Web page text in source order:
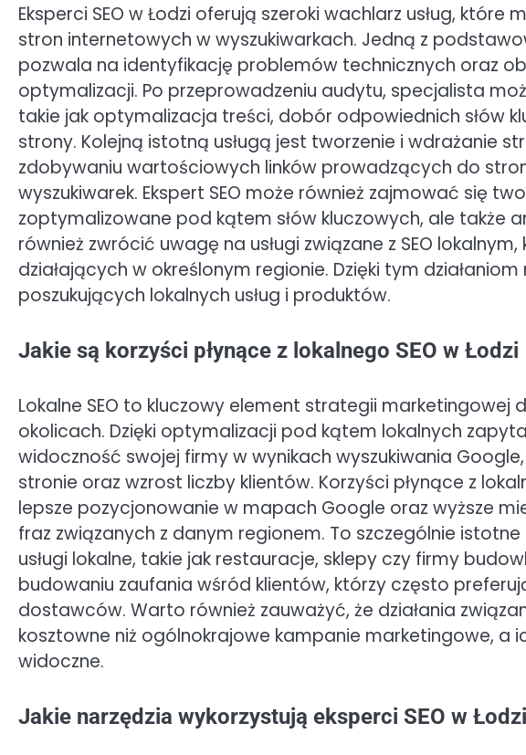
Eksperci SEO w Łodzi oferują szeroki wachlarz usług,
stron internetowych w wyszukiwarkach. Jedną z
pozwala na identyfikację problemów technicznych oraz
optymalizacji. Po przeprowadzeniu audytu, specjalista
takie jak optymalizacja treści, dobór odpowiednich słów
strony. Kolejną istotną usługą jest tworzenie i wdrażanie
zdobywaniu wartościowych linków prowadzących do
wyszukiwarek. Ekspert SEO może również zajmować się
zoptymalizowane pod kątem słów kluczowych, ale także
również zwrócić uwagę na usługi związane z SEO
działających w określonym regionie. Dzięki tym
poszukujących lokalnych usług i produktów.
Jakie są korzyści płynące z lokalnego SEO w Łodzi
Lokalne SEO to kluczowy element strategii marketingowej
okolicach. Dzięki optymalizacji pod kątem lokalnych
widoczność swojej firmy w wynikach wyszukiwania
stronie oraz wzrost liczby klientów. Korzyści płynące z
lepsze pozycjonowanie w mapach Google oraz wyższe
fraz związanych z danym regionem. To szczególnie
usługi lokalne, takie jak restauracje, sklepy czy firmy
budowaniu zaufania wśród klientów, którzy często
dostawców. Warto również zauważyć, że działania
kosztowne niż ogólnokrajowe kampanie marketingowe, a
widoczne.
Jakie narzędzia wykorzystują eksperci SEO w